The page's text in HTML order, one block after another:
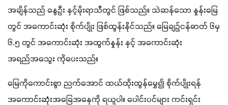
အချိန်သည် နွေဦး နှင့်မိုးရာသီတွင် ဖြစ်သည်။ သဲဆန်သော နှုန်းမြေ
တွင် အကောင်းဆုံး စိုက်ပျိုး ဖြစ်ထွန်းနိုင်သည်။ မြေချဉ်ငန်ဓာတ် ၆မှ
၆.၅ တွင် အကောင်းဆုံး အထွက်နှုန်း နှင့် အကောင်းဆုံး
အရည်အသွေး ကိုပေးသည်။
မြေကိုကောင်းစွာ ညက်အောင် ထယ်ထိုးထွန်မွှေ၍ စိုက်ပျိုးရန်
အကောင်းဆုံးအခြေအနေကို ရယူပါ။ ပေါင်းပင်များ ကင်းရှင်း